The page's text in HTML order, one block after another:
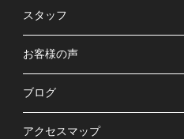
スタッフ
お客様の声
ブログ
アクセスマップ